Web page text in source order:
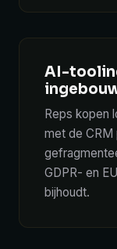
AI-
Reps kopen
met de CRM
GDPR- en
bijhoudt.